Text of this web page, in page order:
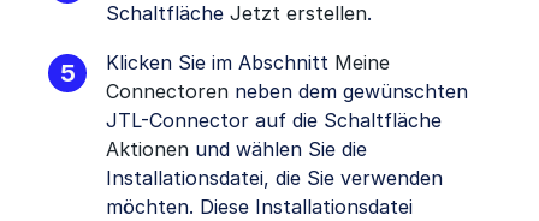
Schaltfläche Jetzt erstellen.
Klicken Sie im Abschnitt Meine
Connectoren neben dem gewünschten
JTL-Connector auf die Schaltfläche
Aktionen und wählen Sie die
Installationsdatei, die Sie verwenden
möchten. Diese Installationsdatei